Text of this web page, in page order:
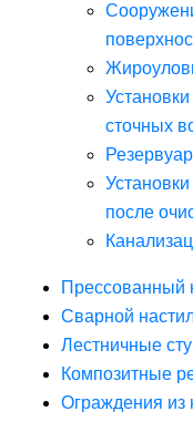
сточных
после
Прессованный
Сварной
Лестничные
Композитные
Ограждения из